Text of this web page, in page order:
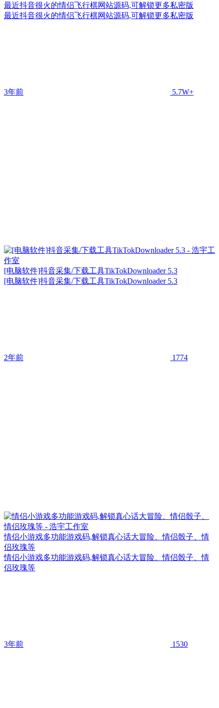
最近抖音很火的情侣飞行棋网站源码,可解锁更多私密版
最近抖音很火的情侣飞行棋网站源码,可解锁更多私密版
3年前 5.7W+
[电脑软件]抖音采集/下载工具TikTokDownloader 5.3
[电脑软件]抖音采集/下载工具TikTokDownloader 5.3
2年前 1774
情侣小游戏多功能游戏码,解锁真心话大冒险、情侣骰子、情
侣玫瑰等
情侣小游戏多功能游戏码,解锁真心话大冒险、情侣骰子、情
侣玫瑰等
3年前 1530